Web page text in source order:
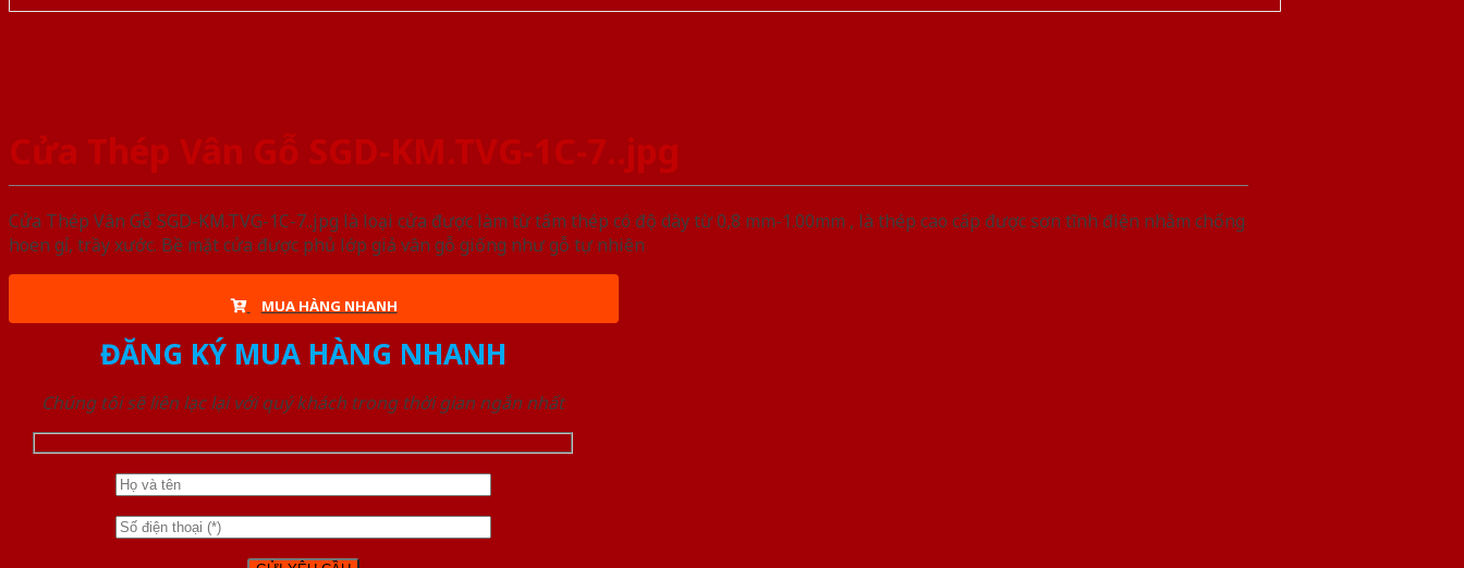
Cửa Thép Vân Gỗ SGD-KM.TVG-1C-7..jpg
Cửa Thép Vân Gỗ SGD-KM.TVG-1C-7..jpg là loại cửa được làm từ tấm thép có độ dày từ 0,8 mm-1.00mm , là thép cao cấp được sơn tĩnh điện nhằm chống
hoen gỉ, trầy xước. Bề mặt cửa được phủ lớp giả vân gỗ giống như gỗ tự nhiên
MUA HÀNG NHANH
ĐĂNG KÝ MUA HÀNG NHANH
Chúng tôi sẽ liên lạc lại với quý khách trong thời gian ngắn nhất